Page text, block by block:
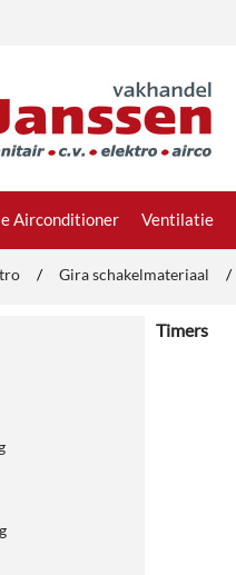
Airconditioner Ventilatie
/ Gira schakelmateriaal /
Timers